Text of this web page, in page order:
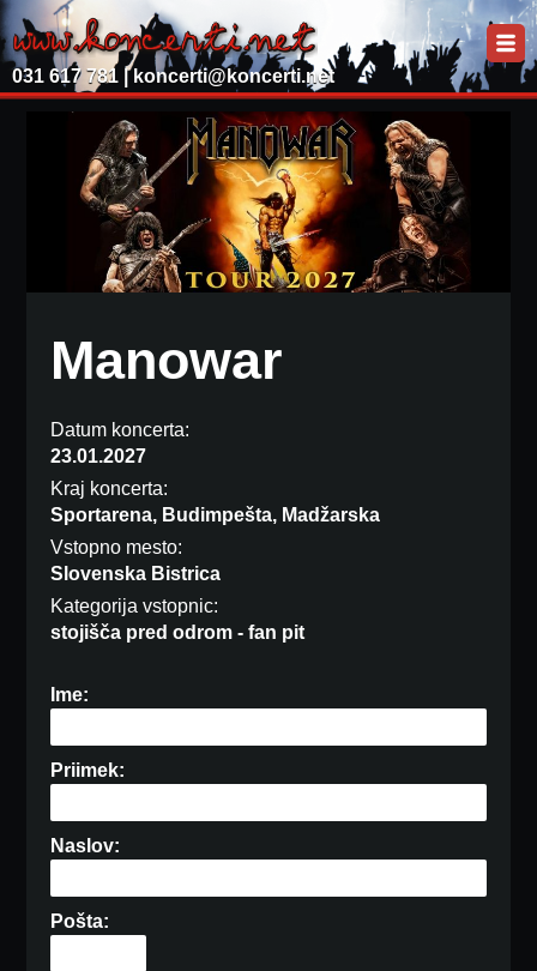
031 617 781 | koncerti@koncerti.net
Manowar
Datum koncerta:
23.01.2027
Kraj koncerta:
Sportarena, Budimpešta, Madžarska
Vstopno mesto:
Slovenska Bistrica
Kategorija vstopnic:
stojišča pred odrom - fan pit
Ime:
Priimek:
Naslov:
Pošta: